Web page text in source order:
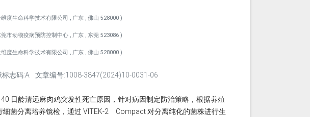
度生命科学技术有限公司 , 广东 , 佛山 528000 )
市动物疫病预防控制中心 , 广东 , 东莞 523086 )
度生命科学技术有限公司 , 广东 , 佛山 528000 )
标志码:A 文章编号:1008-3847(2024)10-0031-06
日龄清远麻肉鸡突发性死亡原因，针对病因制定防治策略，根据养殖
菌分离培养镜检，通过 VITEK-2 Compact 对分离纯化的菌株进行生